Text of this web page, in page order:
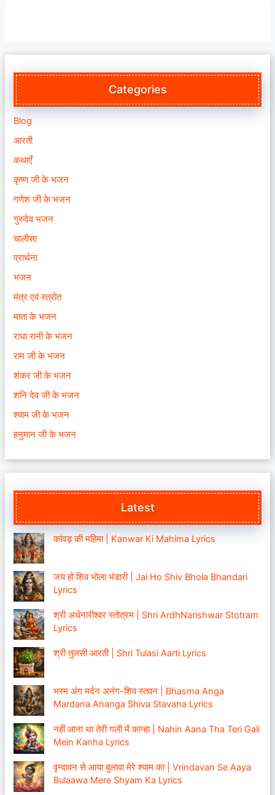
Categories
Blog
आरती
कथाएँ
कृष्ण जी के भजन
गणेश जी के भजन
गुरुदेव भजन
चालीसा
प्रार्थना
भजन
मंत्र एवं स्त्रोत
माता के भजन
राधा रानी के भजन
राम जी के भजन
शंकर जी के भजन
शनि देव जी के भजन
श्याम जी के भजन
हनुमान जी के भजन
Latest
कांवड़ की महिमा | Kanwar Ki Mahima Lyrics
जय हो शिव भोला भंडारी | Jai Ho Shiv Bhola Bhandari
Lyrics
श्री अर्धनारीश्वर स्तोत्रम | Shri ArdhNarishwar Stotram
Lyrics
श्री तुलसी आरती | Shri Tulasi Aarti Lyrics
भस्म अंग मर्दन अनंग-शिव स्तवन | Bhasma Anga
Mardana Ananga Shiva Stavana Lyrics
नहीं आना था तेरी गली में कान्हा | Nahin Aana Tha Teri Gali
Mein Kanha Lyrics
वृन्दावन से आया बुलावा मेरे श्याम का | Vrindavan Se Aaya
Bulaawa Mere Shyam Ka Lyrics